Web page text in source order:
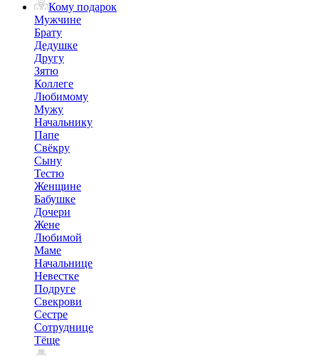
Кому подарок
Мужчине
Брату
Дедушке
Другу
Зятю
Коллеге
Любимому
Мужу
Начальнику
Папе
Свёкру
Сыну
Тестю
Женщине
Бабушке
Дочери
Жене
Любимой
Маме
Начальнице
Невестке
Подруге
Свекрови
Сестре
Сотруднице
Тёще